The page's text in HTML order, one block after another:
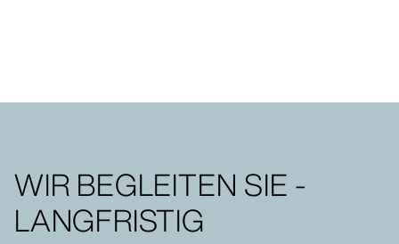
WIR BEGLEITEN SIE -
LANGFRISTIG